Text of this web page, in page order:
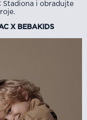
Stadiona i obradujte
X BEBAKIDS